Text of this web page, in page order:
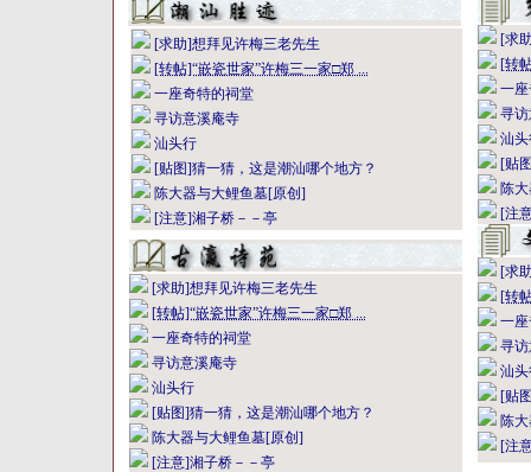
[求助]想拜见许梅三老先生
[转帖]“嵌瓷世家”许梅三一家□郑 ...
一座奇特的祠堂
寻访意溪庵寺
汕头行
[贴图]猜一猜，这是潮汕哪个地方？
陈大器与大鲤鱼墓[原创]
[注意]湘子桥－－亭
[求
[转
一
寻
汕头
[贴
陈
[注
[求
[转
一
寻
汕头
[贴
陈
[注
[求助]想拜见许梅三老先生
[转帖]“嵌瓷世家”许梅三一家□郑 ...
一座奇特的祠堂
寻访意溪庵寺
汕头行
[贴图]猜一猜，这是潮汕哪个地方？
陈大器与大鲤鱼墓[原创]
[注意]湘子桥－－亭